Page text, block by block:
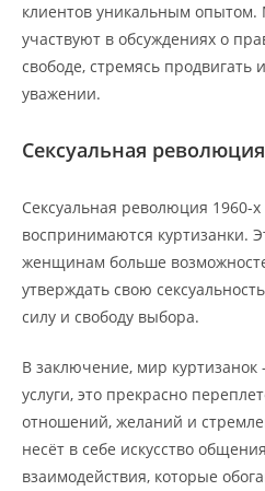
клиентов уникальным опытом.
участвуют в обсуждениях о
свободе, стремясь продвигать
уважении.
Сексуальная
Сексуальная революция 1960-х
воспринимаются куртизанки.
женщинам больше
утверждать свою
силу и свободу выбора.
В заключение, мир
услуги, это прекрасно
отношений, желаний и
несёт в себе искусство
взаимодействия, которые